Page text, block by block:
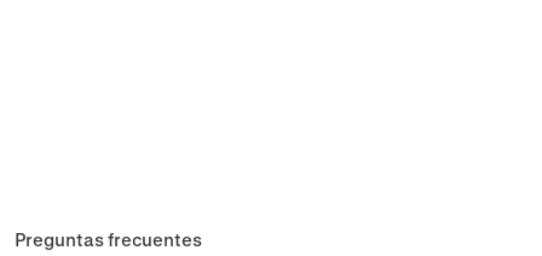
Preguntas frecuentes